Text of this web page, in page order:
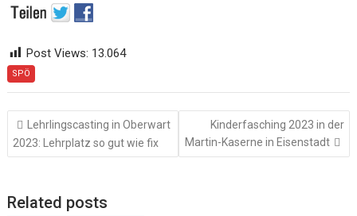
Post Views: 13.064
SPÖ
Beitragsnavigation
Lehrlingscasting in Oberwart
2023: Lehrplatz so gut wie fix
Kinderfasching 2023 in der
Martin-Kaserne in Eisenstadt
Related posts